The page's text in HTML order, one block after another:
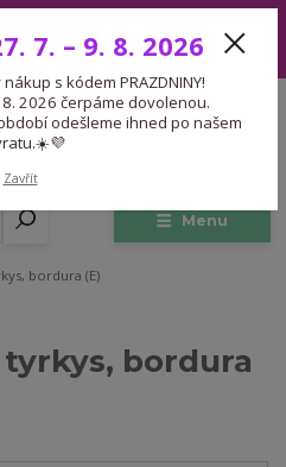
Objednávky přijaté v tomto období
našem návratu.☀️💜
Menu
CZK
bordura (E)
bordura
7. – 9. 8. 2026
s kódem PRAZDNINY!
2026 čerpáme dovolenou.
odešleme ihned po našem
Zavřít